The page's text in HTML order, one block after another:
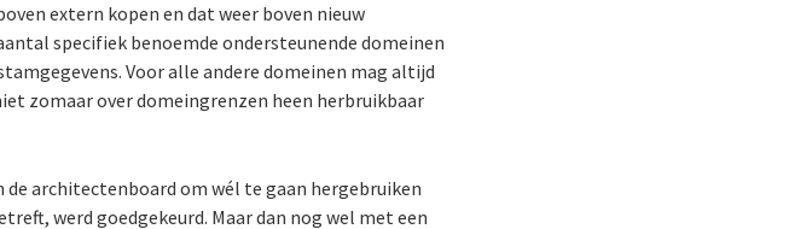
extern kopen en dat weer boven nieuw
specifiek benoemde ondersteunende domeinen
Voor alle andere domeinen mag altijd
zomaar over domeingrenzen heen herbruikbaar
architectenboard om wél te gaan hergebruiken
werd goedgekeurd. Maar dan nog wel met een